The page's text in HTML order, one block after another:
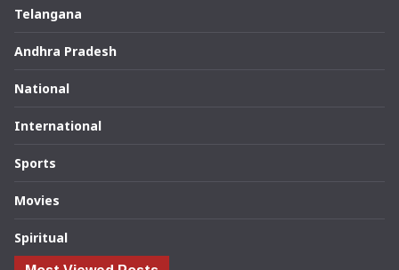
Telangana
Andhra Pradesh
National
International
Sports
Movies
Spiritual